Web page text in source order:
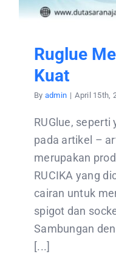
Ruglue
Kuat
By admin | April 15th,
RUGlue, seperti
pada artikel –
merupakan
RUCIKA yang
cairan untuk
spigot dan
Sambungan
[...]